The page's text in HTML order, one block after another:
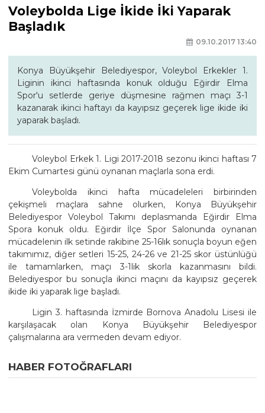
Voleybolda Lige İkide İki Yaparak
Başladık
09.10.2017 13:40
Konya Büyükşehir Belediyespor, Voleybol Erkekler 1.
Liginin ikinci haftasında konuk olduğu Eğirdir Elma
Spor'u setlerde geriye düşmesine rağmen maçı 3-1
kazanarak ikinci haftayı da kayıpsız geçerek lige ikide iki
yaparak başladı.
Voleybol Erkek 1. Ligi 2017-2018 sezonu ikinci haftası 7
Ekim Cumartesi günü oynanan maçlarla sona erdi.
Voleybolda ikinci hafta mücadeleleri birbirinden
çekişmeli maçlara sahne olurken, Konya Büyükşehir
Belediyespor Voleybol Takımı deplasmanda Eğirdir Elma
Spora konuk oldu. Eğirdir İlçe Spor Salonunda oynanan
mücadelenin ilk setinde rakibine 25-16lık sonuçla boyun eğen
takımımız, diğer setleri 15-25, 24-26 ve 21-25 skor üstünlüğü
ile tamamlarken, maçı 3-1lik skorla kazanmasını bildi.
Belediyespor bu sonuçla ikinci maçını da kayıpsız geçerek
ikide iki yaparak lige başladı.
Ligin 3. haftasında İzmirde Bornova Anadolu Lisesi ile
karşılaşacak olan Konya Büyükşehir Belediyespor
çalışmalarına ara vermeden devam ediyor.
HABER FOTOĞRAFLARI